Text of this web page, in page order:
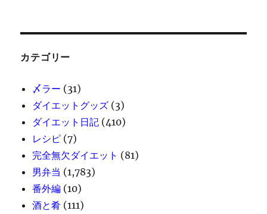
カテゴリー
〆ラー (31)
ダイエットグッズ (3)
ダイエット日記 (410)
レシピ (7)
完全無欠ダイエット (81)
男弁当 (1,783)
番外編 (10)
酒と肴 (111)